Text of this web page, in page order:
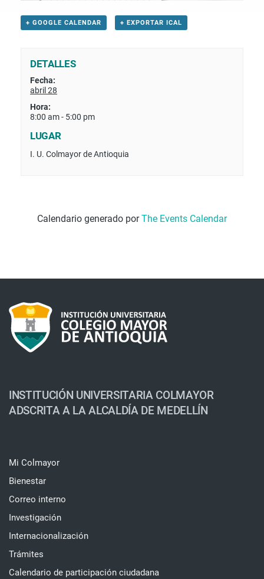
+ GOOGLE CALENDAR + EXPORTAR ICAL
DETALLES
Fecha:
abril 28
Hora:
8:00 am - 5:00 pm
LUGAR
I. U. Colmayor de Antioquia
Calendario generado porThe Events Calendar
INSTITUCIÓN UNIVERSITARIA COLMAYOR
ADSCRITA A LA ALCALDÍA DE MEDELLÍN
Mi Colmayor
Bienestar
Correo interno
Investigación
Internacionalización
Trámites
Calendario de participación ciudadana